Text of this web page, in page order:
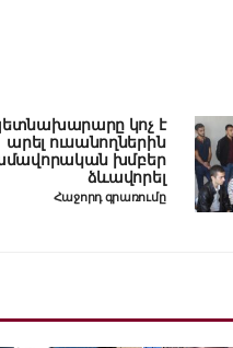
կոչ է
արել ուսանողներին
խմբեր
ձևավորել
Հաջորդ գրառումը